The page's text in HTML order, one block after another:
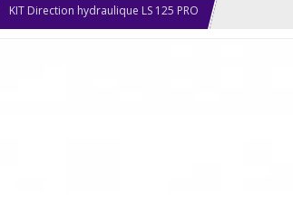
KIT Direction hydraulique LS 125 PRO